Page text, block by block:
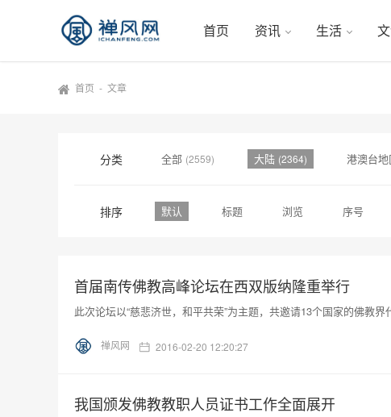
首页 资讯 生活
首页 - 文章
分类 全部 (2559) 大陆 (2364) 港澳台地
排序 默认 标题 浏览 序号
首届南传佛教高峰论坛在西双版纳隆重举行
此次论坛以“慈悲济世，和平共荣”为主题，共邀请13个国家的佛教
禅风网 2016-02-20 12:20:27
我国颁发佛教教职人员证书工作全面展开